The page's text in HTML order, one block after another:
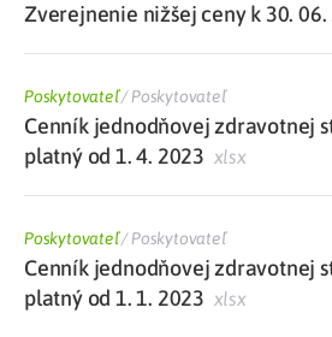
Zverejnenie nižšej ceny k 30. 06.
Poskytovateľ/Poskytovateľ
Cenník jednodňovej zdravotnej
platný od 1. 4. 2023 xlsx
Poskytovateľ/Poskytovateľ
Cenník jednodňovej zdravotnej
platný od 1. 1. 2023 xlsx